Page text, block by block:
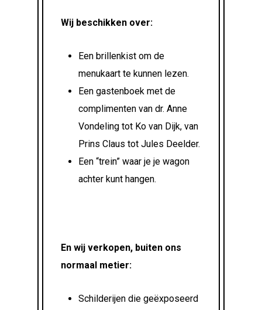
Wij beschikken over:
Een brillenkist om de
menukaart te kunnen lezen.
Een gastenboek met de
complimenten van dr. Anne
Vondeling tot Ko van Dijk, van
Prins Claus tot Jules Deelder.
Een “trein” waar je je wagon
achter kunt hangen.
En wij verkopen, buiten ons
normaal metier:
Schilderijen die geëxposeerd